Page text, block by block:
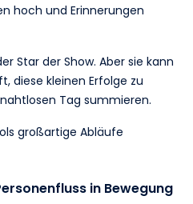
hoch und Erinnerungen
Star der Show. Aber sie kann
diese kleinen Erfolge zu
Tag summieren.
großartige Abläufe
in Bewegung